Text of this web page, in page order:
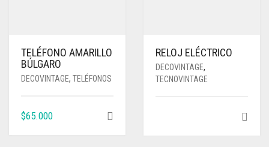
TELÉFONO AMARILLO
BÚLGARO
DECOVINTAGE, TELÉFONOS
$65.000
RELOJ ELÉCTRICO
DECOVINTAGE,
TECNOVINTAGE